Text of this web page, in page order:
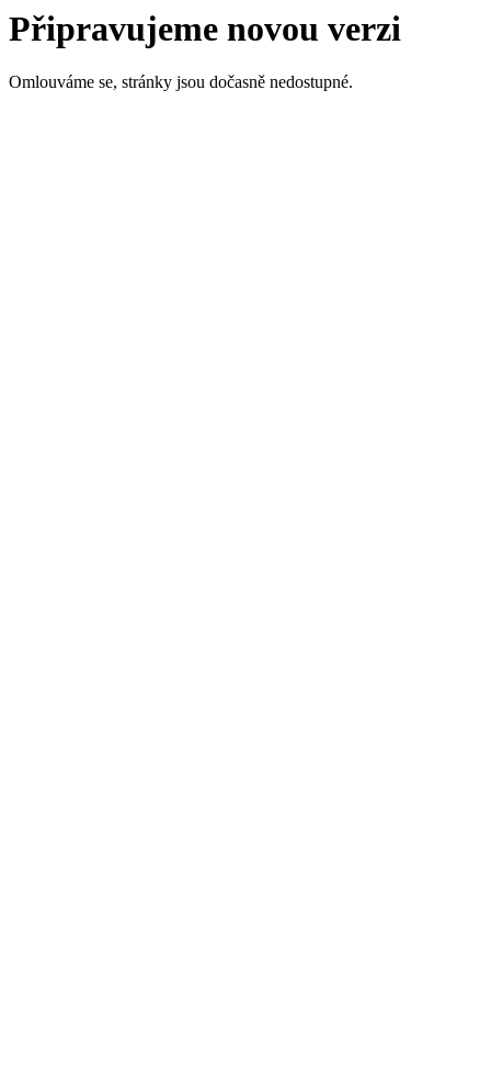
Připravujeme novou verzi
Omlouváme se, stránky jsou dočasně nedostupné.